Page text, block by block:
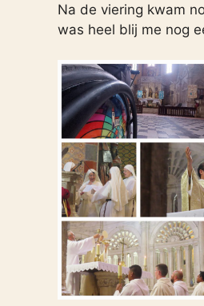
Na de viering kwam
was heel blij me nog